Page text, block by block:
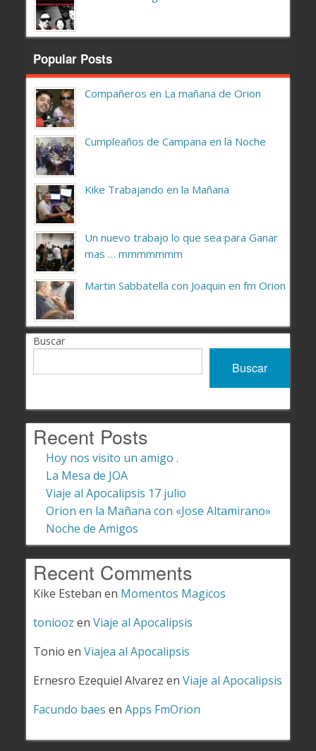
Popular Posts
Compañeros en La mañana de Orion
Cumpleaños de Campana en la Noche
Kike Trabajando en la Mañana
Un nuevo trabajo lo que sea para Ganar
mas … mmmmmmm
Martin Sabbatella con Joaquin en fm Orion
Buscar
Buscar
Recent Posts
Hoy nos visito un amigo .
La Mesa de JOA
Viaje al Apocalipsis 17 julio
Orion en la Mañana con «Jose Altamirano»
Noche de Amigos
Recent Comments
Kike Esteban en Momentos Magicos
toniooz enViaje al Apocalipsis
Tonio enViajea al Apocalipsis
Ernesro Ezequiel Alvarez enViaje al Apocalipsis
Facundo baes enApps FmOrion